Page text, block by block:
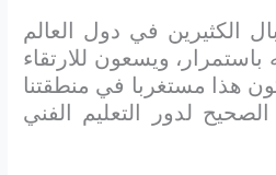
الكثيرين في دول العالم
ويسعون للارتقاء
هذا مستغربا في منطقتنا
الصحيح لدور التعليم الفني